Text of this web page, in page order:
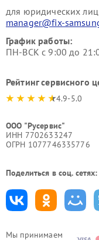
Мы принимаем
для юридических лиц
manager@fix-
График работы:
ПН-ВСК с 9:00 до
Рейтинг сервисного
4.9-5.0
ООО "Русервис"
ИНН 7702633247
ОГРН 1077746335776
Поделиться в соц. сетях: